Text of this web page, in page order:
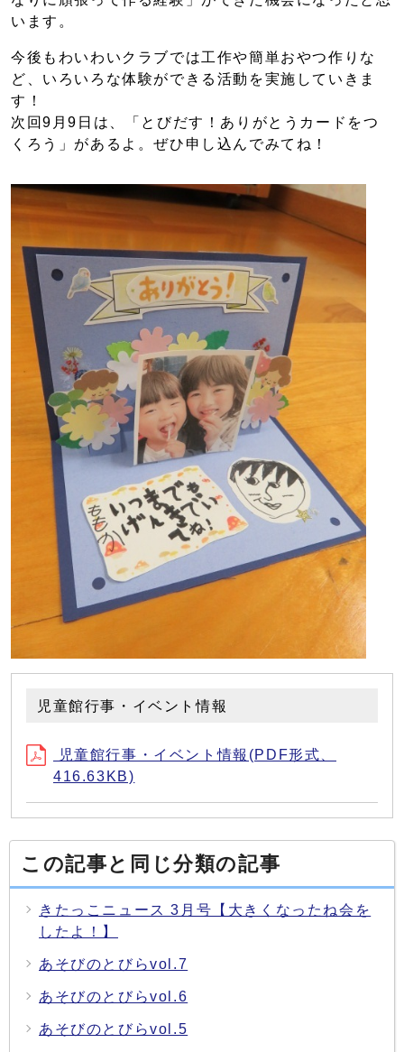
います。
今後もわいわいクラブでは工作や簡単おやつ作りな
ど、いろいろな体験ができる活動を実施していきま
す！
次回9月9日は、「とびだす！ありがとうカードをつ
くろう」があるよ。ぜひ申し込んでみてね！
児童館行事・イベント情報
児童館行事・イベント情報(PDF形式、
416.63KB)
この記事と同じ分類の記事
きたっこニュース 3月号【大きくなったね会を
したよ！】
あそびのとびらvol.7
あそびのとびらvol.6
あそびのとびらvol.5